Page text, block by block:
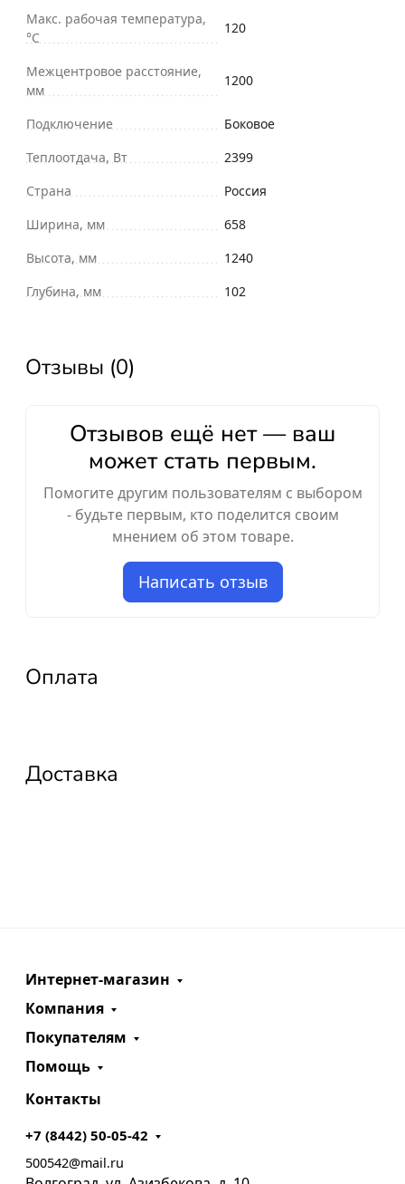
Макс. рабочая температура,
°С
120
Межцентровое расстояние,
мм
1200
Подключение
Боковое
Теплоотдача, Вт
2399
Страна
Россия
Ширина, мм
658
Высота, мм
1240
Глубина, мм
102
Отзывы (0)
Отзывов ещё нет — ваш
может стать первым.
Помогите другим пользователям с выбором
- будьте первым, кто поделится своим
мнением об этом товаре.
Написать отзыв
Оплата
Доставка
Интернет-магазин
Компания
Покупателям
Помощь
Контакты
+7 (8442) 50-05-42
500542@mail.ru